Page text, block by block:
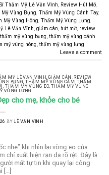
Thẫm Mỹ Lê Văn Vĩnh, Review Hút Mỡ,
Vùng Bụng, Thẩm Mỹ Vùng Cánh Tay,
Mỹ Vùng Hông, Thẩm Mỹ Vùng Lưng,
Lê Văn Vĩnh, giảm cân, hút mỡ, review
thẩm mỹ vùng bụng, thẩm mỹ vùng cánh
mỹ vùng hông, thẩm mỹ vùng lưng
Leave a comment
MỸ LÊ VĂN VĨNH, GIẢM CÂN , REVIEW
BỤNG,THẨM MỸ VÙNG CẰM,THẨM
, THẨM MỸ VÙNG EO,THẨM MỸ VÙNG
VÙNG LƯNG
cho mẹ, khỏe cho bé
BY LÊ VĂN VĨNH
nhẹ” khi nhìn lại vòng eo của
chí xuất hiện rạn da rõ rệt. Đây là
mất tự tin khi quay lại công
[…]